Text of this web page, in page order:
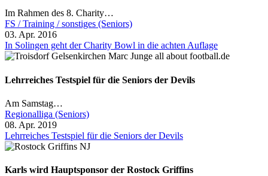
Im Rahmen des 8. Charity…
FS / Training / sonstiges (Seniors)
03. Apr. 2016
In Solingen geht der Charity Bowl in die achten Auflage
Lehrreiches Testspiel für die Seniors der Devils
Am Samstag…
Regionalliga (Seniors)
08. Apr. 2019
Lehrreiches Testspiel für die Seniors der Devils
Karls wird Hauptsponsor der Rostock Griffins